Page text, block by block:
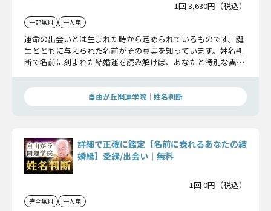
1回 3,630円（税込）
一部無料 一人用
運命の出会いとは生まれた時から定められているものです。誕
生とともに与えられた名前がその真実を知っています。姓名判
断で名前に刻まれた結婚運を読み解けば、あなたと特別な異性
自由が丘開運学院│姓名判断
詳細で正確に鑑定【名前に表れるあなたの結
婚縁】愛縁/出会い│無料
1回 0円（税込）
完全無料 一人用